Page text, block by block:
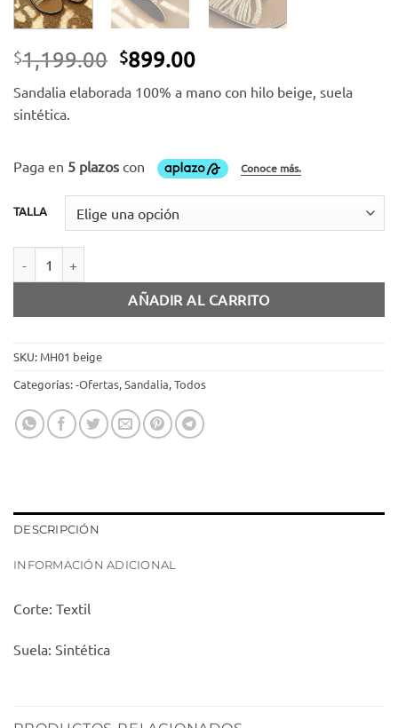
$1,199.00 El
original
$899.00El
actual
Sandalia elaborada 100% a mano con hilo beige, suela
sintética.
TALLA
AÑADIR AL CARRITO
SKU: MH01 beige
Categorías:-Ofertas,Sandalia,Todos
DESCRIPCIÓN
INFORMACIÓN ADICIONAL
Corte: Textil
Suela: Sintética